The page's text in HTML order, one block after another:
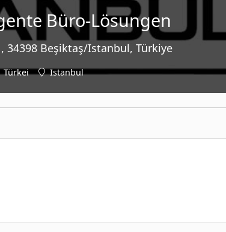
Büro-Lösungen
34398 Beşiktaş/Istanbul, Türkiye
Türkei Istanbul